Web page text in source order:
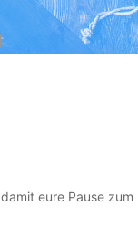
eure Pause zum